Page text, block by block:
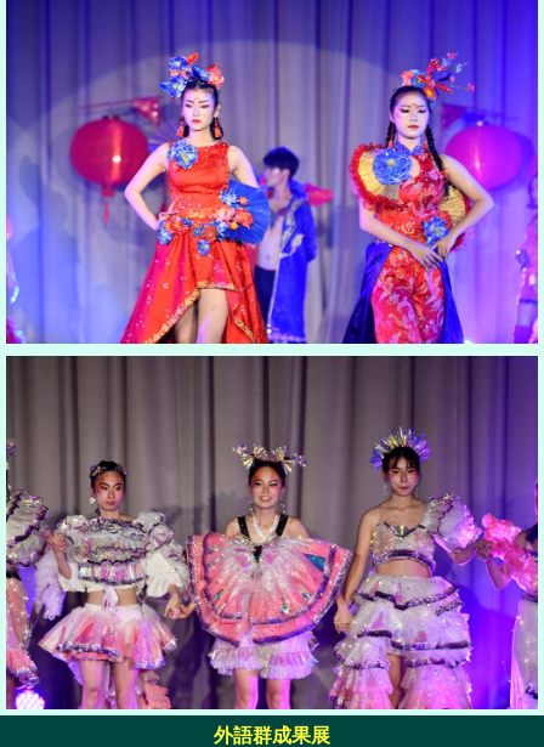
外語群成果展